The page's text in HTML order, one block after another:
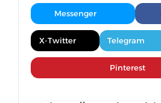
Messenger
Telegram
X-Twitter
Pinterest